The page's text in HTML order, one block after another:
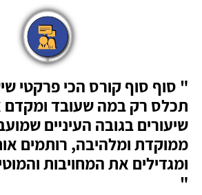
" סוף סוף קורס הכי פרקטי
תכלס רק במה שעובד ומקדם
שיעורים בגובה העיניים
ממוקדת ומלהיבה, רותמים
ומגדילים את המחויבות
"